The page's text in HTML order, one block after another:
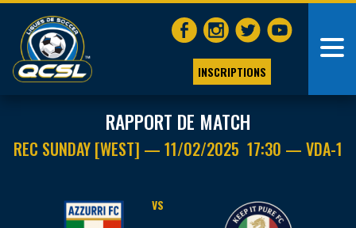
INSCRIPTIONS
RAPPORT DE MATCH
REC SUNDAY [WEST] — 11/02/2025 17:30 — VDA-1
VS